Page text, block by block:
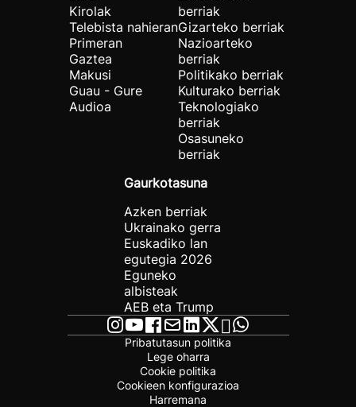
Kirolak
Telebista nahieran
Primeran
Gaztea
Makusi
Guau - Gure
Audioa
berriak
Gizarteko berriak
Nazioarteko
berriak
Politikako berriak
Kulturako berriak
Teknologiako
berriak
Osasuneko
berriak
Gaurkotasuna
Azken berriak
Ukrainako gerra
Euskadiko lan
egutegia 2026
Eguneko
albisteak
AEB eta Trump
Pribatutasun politika
Lege oharra
Cookie politika
Cookieen konfigurazioa
Harremana